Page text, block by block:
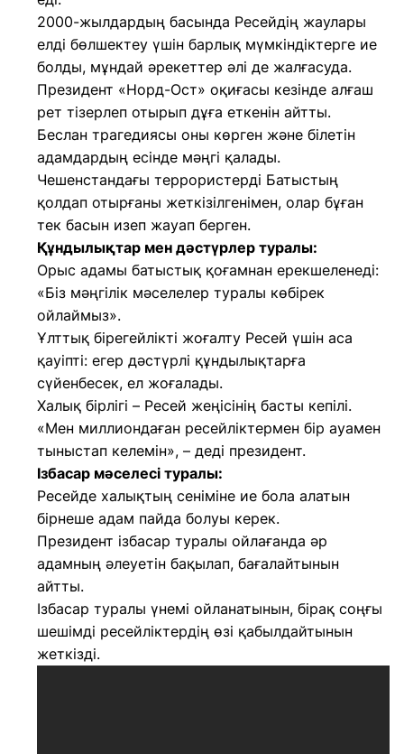
2000-жылдардың басында Ресейдің жаулары
елді бөлшектеу үшін барлық мүмкіндіктерге ие
болды, мұндай әрекеттер әлі де жалғасуда.
Президент «Норд-Ост» оқиғасы кезінде алғаш
рет тізерлеп отырып дұға еткенін айтты.
Беслан трагедиясы оны көрген және білетін
адамдардың есінде мәңгі қалады.
Чешенстандағы террористерді Батыстың
қолдап отырғаны жеткізілгенімен, олар бұған
тек басын изеп жауап берген.
Құндылықтар мен дәстүрлер туралы:
Орыс адамы батыстық қоғамнан ерекшеленеді:
«Біз мәңгілік мәселелер туралы көбірек
ойлаймыз».
Ұлттық бірегейлікті жоғалту Ресей үшін аса
қауіпті: егер дәстүрлі құндылықтарға
сүйенбесек, ел жоғалады.
Халық бірлігі – Ресей жеңісінің басты кепілі.
«Мен миллиондаған ресейліктермен бір ауамен
тыныстап келемін», – деді президент.
Ізбасар мәселесі туралы:
Ресейде халықтың сеніміне ие бола алатын
бірнеше адам пайда болуы керек.
Президент ізбасар туралы ойлағанда әр
адамның әлеуетін бақылап, бағалайтынын
айтты.
Ізбасар туралы үнемі ойланатынын, бірақ соңғы
шешімді ресейліктердің өзі қабылдайтынын
жеткізді.